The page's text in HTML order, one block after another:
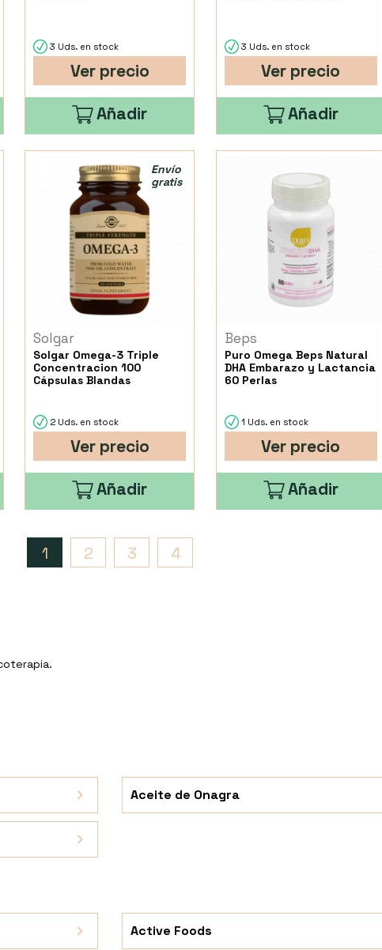
3 Uds. en stock
Ver precio
Añadir
3 Uds. en stock
Ver precio
Añadir
Solgar
Solgar Omega-3 Triple
Concentracion 100
Cápsulas Blandas
Envío
gratis
2 Uds. en stock
Ver precio
Añadir
Beps
Puro Omega Beps Natural
DHA Embarazo y Lactancia
60 Perlas
1 Uds. en stock
Ver precio
Añadir
1 2 3 4
Aceite de Onagra
Active Foods